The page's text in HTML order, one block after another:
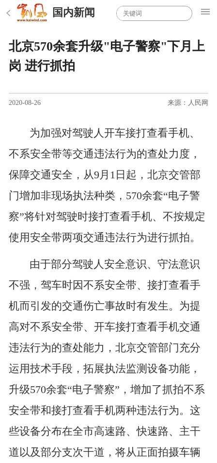
国内新闻
北京570余套升级"电子警察"下月上
岗 进行抓拍
2020-08-26 来源：人民网
为加强对驾驶人开车接打查看手机、
不系安全带等交通违法行为的查处力度，
保障交通安全，从9月1日起，北京交管部
门增加非现场执法种类，570余套“电子警
察”将针对驾驶时接打查看手机、不按规定
使用安全带两项交通违法行为进行抓拍。
由于部分驾驶人安全意识、守法意识
不强，驾车时因不系安全带、接打查看手
机而引发的交通伤亡事故时有发生。为提
高对不系安全带、开车接打查看手机交通
违法行为的查处能力，北京交管部门充分
运用技术手段，拓展执法监测设备功能，
升级570余套“电子警察”，增加了抓拍不系
安全带和接打查看手机两种违法行为。这
些设备分布在全市高速路、快速路、主干
道以及部分支次干道，将从正面拍摄车辆